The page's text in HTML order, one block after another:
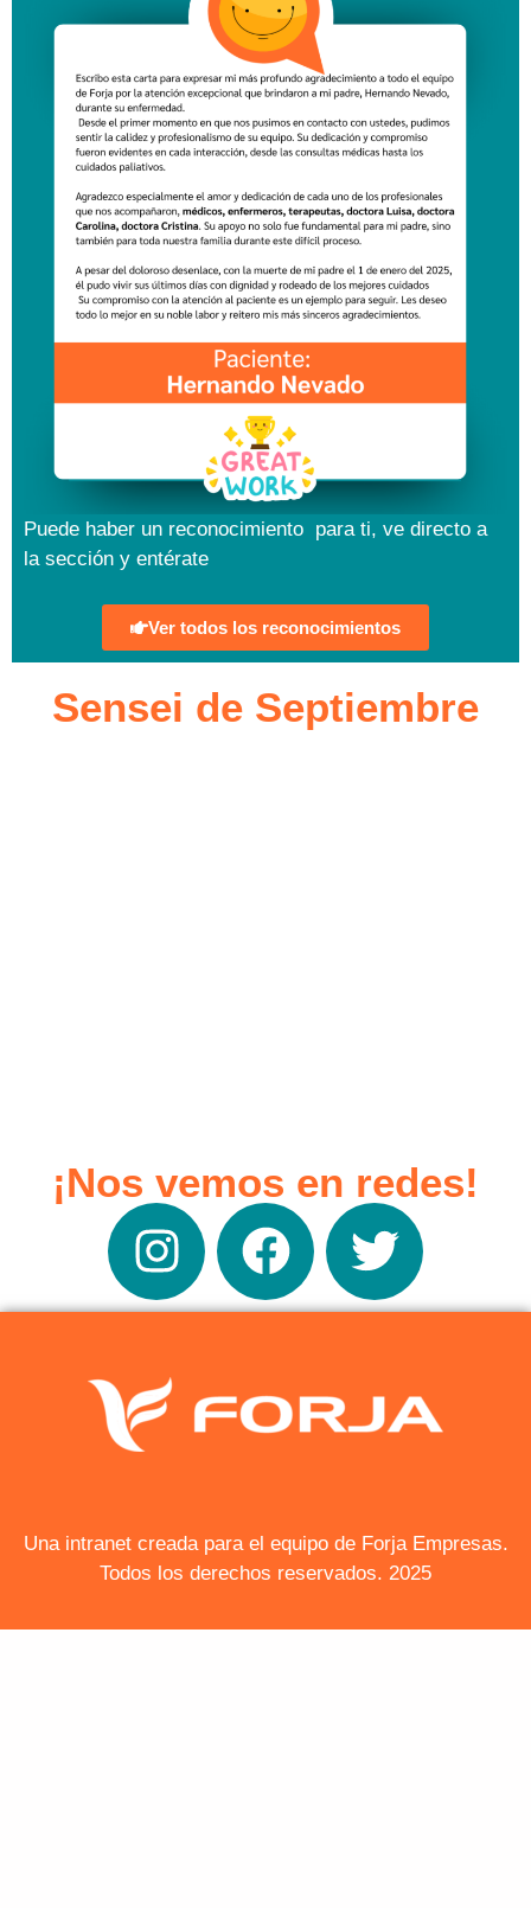
Puede haber un reconocimiento para ti, ve directo a
la sección y entérate
Ver todos los reconocimientos
Sensei de Septiembre
¡Nos vemos en redes!
Una intranet creada para el equipo de Forja Empresas.
Todos los derechos reservados. 2025